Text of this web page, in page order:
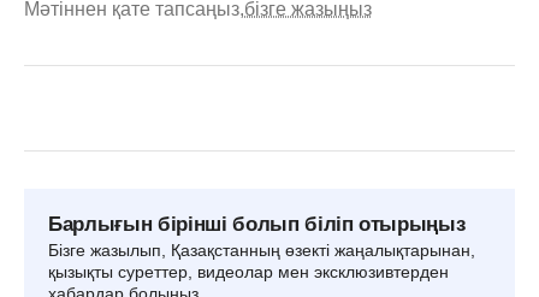
Мәтіннен қате тапсаңыз,бізге жазыңыз
Барлығын бірінші болып біліп отырыңыз
Бізге жазылып, Қазақстанның өзекті жаңалықтарынан,
қызықты суреттер, видеолар мен эксклюзивтерден